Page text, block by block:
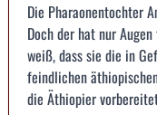
Die Pharaonentochter
Doch der hat nur
weiß, dass sie die in
feindlichen
die Äthiopier